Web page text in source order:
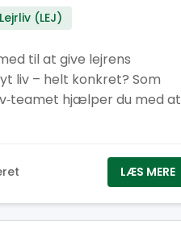
(LEJ)
til at give lejrens
– helt konkret? Som
hjælper du med at
LÆS MERE